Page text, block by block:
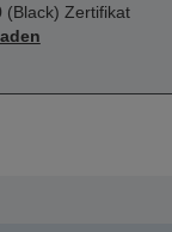
(Black) Zertifikat